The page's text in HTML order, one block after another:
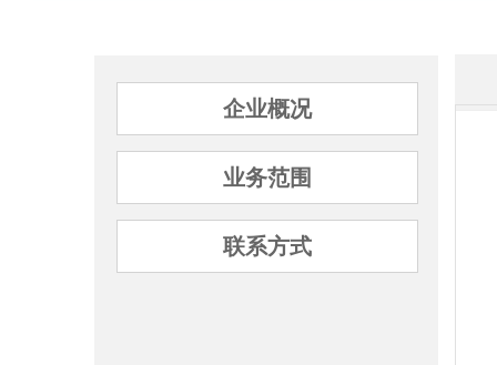
企业概况
业务范围
联系方式